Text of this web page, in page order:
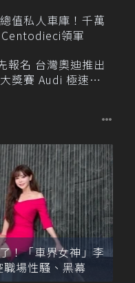
值私人車庫！千萬
領軍
報名 台灣奧迪推出
獎賽 Audi 極速之
！「車界女神」李
場性騷、黑幕